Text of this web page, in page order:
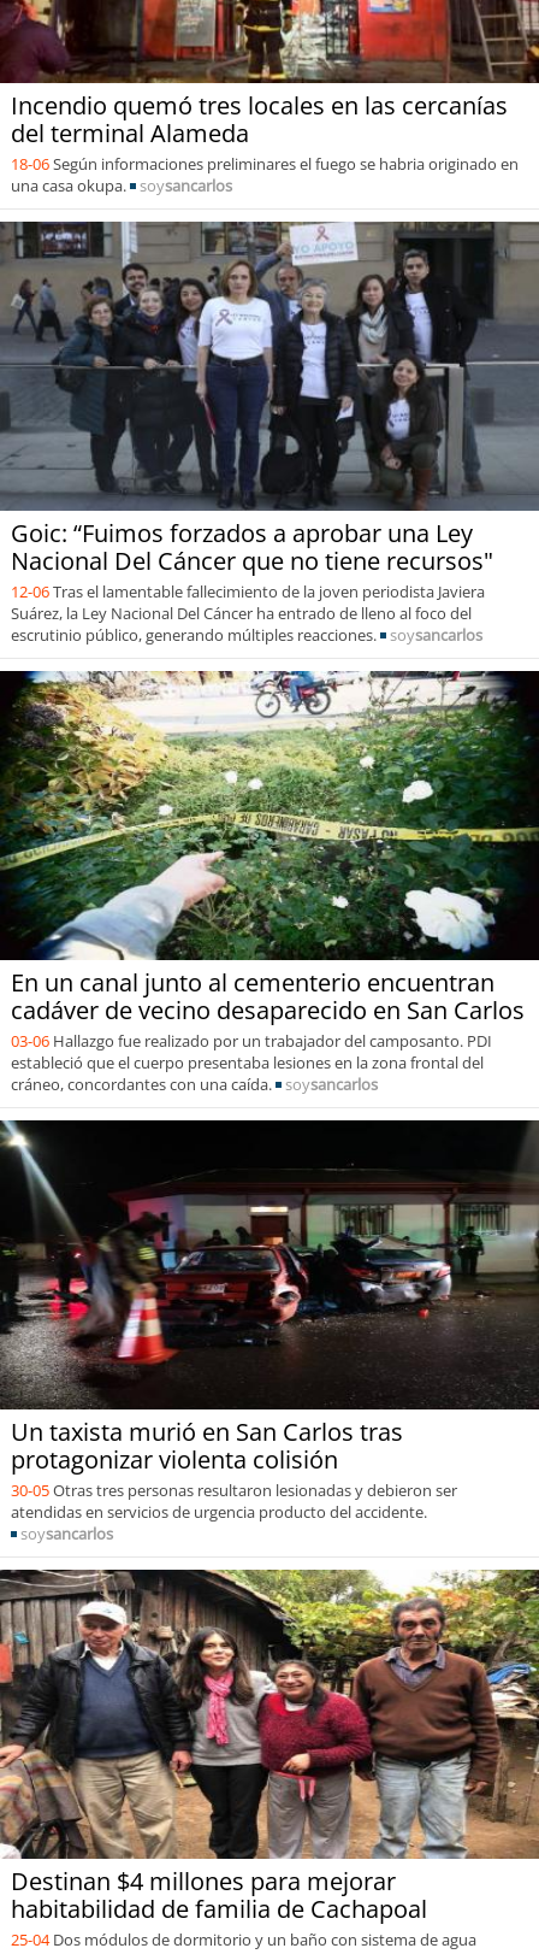
Incendio quemó tres locales en las cercanías
del terminal Alameda
18-06Según informaciones preliminares el fuego se habria originado en
una casa okupa.
soysancarlos
Goic: “Fuimos forzados a aprobar una Ley
Nacional Del Cáncer que no tiene recursos"
12-06Tras el lamentable fallecimiento de la joven periodista Javiera
Suárez, la Ley Nacional Del Cáncer ha entrado de lleno al foco del
escrutinio público, generando múltiples reacciones.
soysancarlos
En un canal junto al cementerio encuentran
cadáver de vecino desaparecido en San Carlos
03-06 Hallazgo fue realizado por un trabajador del camposanto. PDI
estableció que el cuerpo presentaba lesiones en la zona frontal del
cráneo, concordantes con una caída.
soysancarlos
Un taxista murió en San Carlos tras
protagonizar violenta colisión
30-05Otras tres personas resultaron lesionadas y debieron ser
atendidas en servicios de urgencia producto del accidente.
soysancarlos
Destinan $4 millones para mejorar
habitabilidad de familia de Cachapoal
25-04 Dos módulos de dormitorio y un baño con sistema de agua